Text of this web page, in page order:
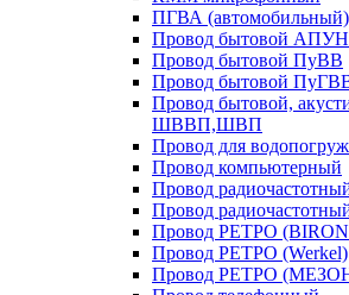
ПГВА (автомобильный)
Провод бытовой
Провод бытовой ПуВВ
Провод бытовой
Провод бытовой,
ШВВП,ШВП
Провод для
Провод компьютерный
Провод
Провод
Провод РЕТРО
Провод РЕТРО (Werkel)
Провод РЕТРО